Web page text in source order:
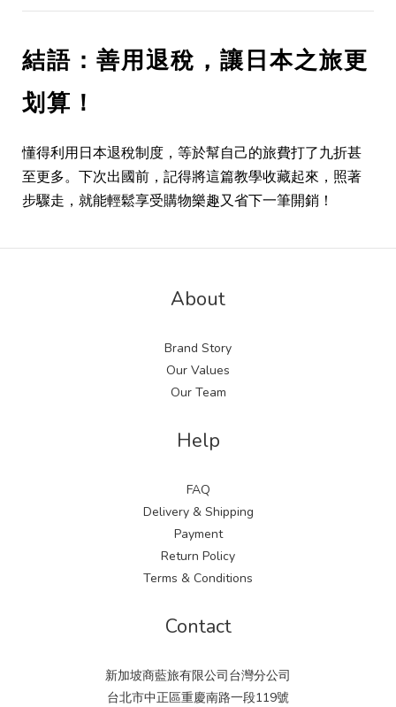
結語：善用退稅，讓日本之旅更
划算！
懂得利用日本退稅制度，等於幫自己的旅費打了九折甚
至更多。下次出國前，記得將這篇教學收藏起來，照著
步驟走，就能輕鬆享受購物樂趣又省下一筆開銷！
About
Brand Story
Our Values
Our Team
Help
FAQ
Delivery & Shipping
Payment
Return Policy
Terms & Conditions
Contact
新加坡商藍旅有限公司台灣分公司
台北市中正區重慶南路一段119號